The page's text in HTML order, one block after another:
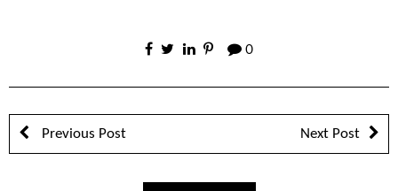
0
Previous Post Next Post